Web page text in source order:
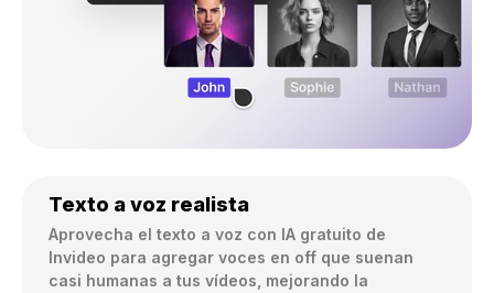
Texto a voz realista
Aprovecha el texto a voz con IA gratuito de
Invideo para agregar voces en off que suenan
casi humanas a tus vídeos, mejorando la